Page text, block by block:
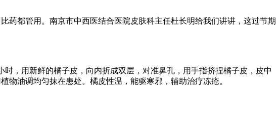
都管用。南京市中西医结合医院皮肤科主任杜长明给我们讲讲，这过节期
，用新鲜的橘子皮，向内折成双层，对准鼻孔，用手指挤捏橘子皮，皮中
油调均匀抹在患处。橘皮性温，能驱寒邪，辅助治疗冻疮。